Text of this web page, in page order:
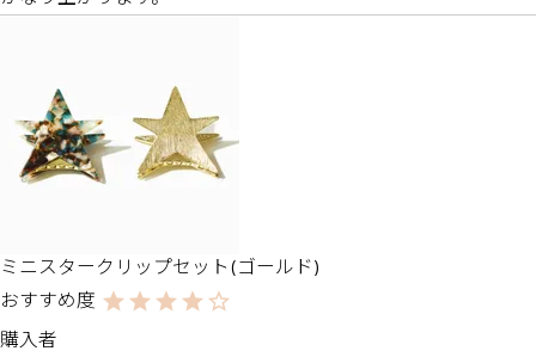
ミニスタークリップセット(ゴールド)
購入者